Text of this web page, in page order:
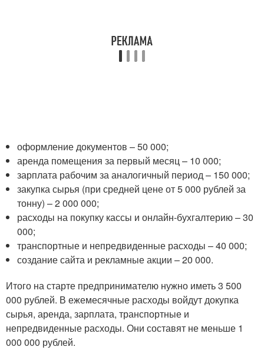
оформление документов – 50 000;
аренда помещения за первый месяц – 10 000;
зарплата рабочим за аналогичный период – 150 000;
закупка сырья (при средней цене от 5 000 рублей за
тонну) – 2 000 000;
расходы на покупку кассы и онлайн-бухгалтерию – 30
000;
транспортные и непредвиденные расходы – 40 000;
создание сайта и рекламные акции – 20 000.
Итого на старте предпринимателю нужно иметь 3 500
000 рублей. В ежемесячные расходы войдут докупка
сырья, аренда, зарплата, транспортные и
непредвиденные расходы. Они составят не меньше 1
000 000 рублей.